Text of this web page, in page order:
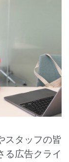
スタッフの皆
る広告クライ